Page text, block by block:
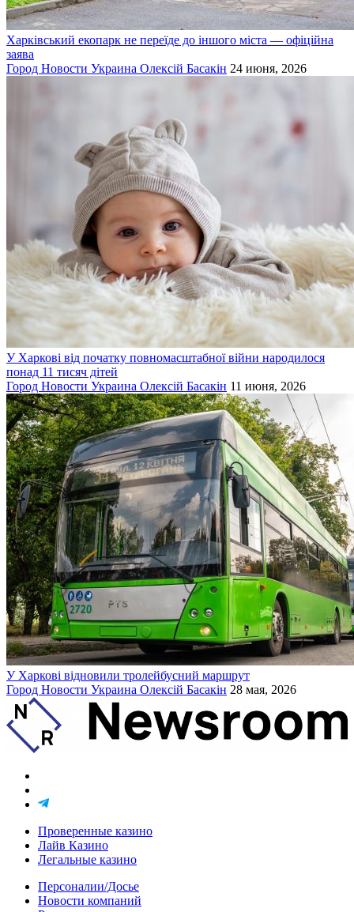
Харківський екопарк не переїде до іншого міста — офіційна
заява
Город Новости Украина Олексій Басакін 24 июня, 2026
У Харкові від початку повномасштабної війни народилося
понад 11 тисяч дітей
Город Новости Украина Олексій Басакін 11 июня, 2026
У Харкові відновили тролейбусний маршрут
Город Новости Украина Олексій Басакін 28 мая, 2026
Проверенные казино
Лайв Казино
Легальные казино
Персоналии/Досье
Новости компаний